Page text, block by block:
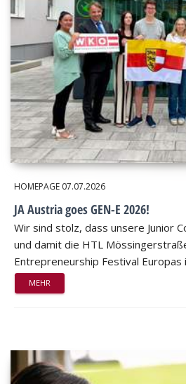
HOMEPAGE 07.07.2026
JA Austria goes GEN-E 2026!
Wir sind stolz, dass unsere Junior
und damit die HTL
Entrepreneurship Festival Europas
MEHR